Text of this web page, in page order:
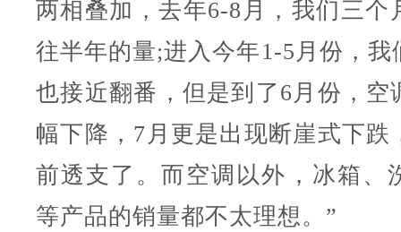
两相叠加，去年6-8月，我们三个
往半年的量;进入今年1-5月份，我
也接近翻番，但是到了6月份，空
幅下降，7月更是出现断崖式下跌
前透支了。而空调以外，冰箱、
等产品的销量都不太理想。”